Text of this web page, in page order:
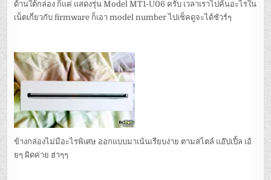
ด้านใต้กล่อง ก็แค่ แสดงรุ่น Model MT1-U06 ครับ เวลาเราไปค้นอะไรใน
เน็ตเกี่ยวกับ firmware ก็เอา model number ไปเช็คดูจะได้ชัวร์ๆ
ข้างกล่องไม่มีอะไรพิเศษ ออกแบบมาเน้นเรียบง่าย ตามสไตล์ แอ๊ปเปิ้ล เอ้
ยๆ ผิดค่าย ฮ่าๆๆ